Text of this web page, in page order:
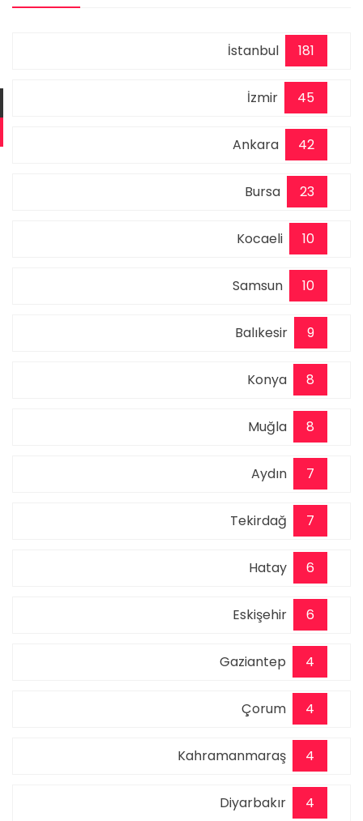
İstanbul 181
İzmir 45
Ankara 42
Bursa 23
Kocaeli 10
Samsun 10
Balıkesir 9
Konya 8
Muğla 8
Aydın 7
Tekirdağ 7
Hatay 6
Eskişehir 6
Gaziantep 4
Çorum 4
Kahramanmaraş 4
Diyarbakır 4